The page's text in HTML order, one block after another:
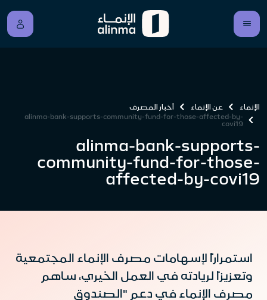
الإنماء عن الإنماء
أخبار المصرف
alinma-bank-supports-community-fund-for-those-affected-by-
covi19
alinma-bank-supports-
community-fund-for-those-
affected-by-covi19
استمراراً لإسهامات مصرف الإنماء المجتمعية
وتعزيزاً لريادته في العمل الخيري، ساهم
مصرف الإنماء في دعم "الصندوق